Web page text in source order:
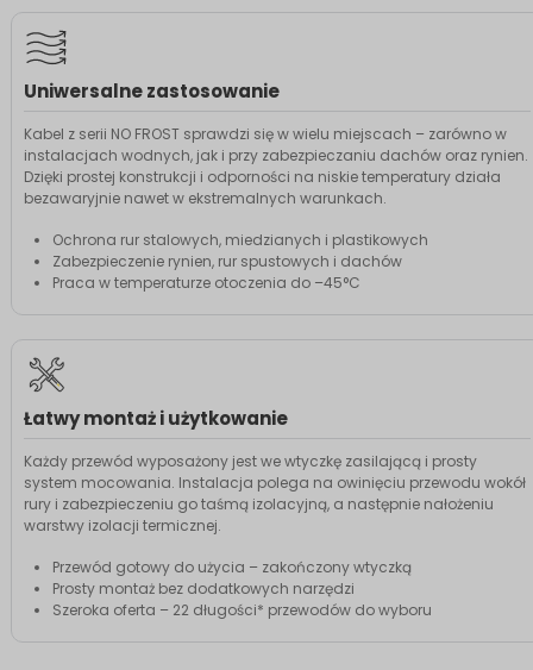
Uniwersalne zastosowanie
Kabel z serii NO FROST sprawdzi się w wielu miejscach – zarówno w
instalacjach wodnych, jak i przy zabezpieczaniu dachów oraz rynien.
Dzięki prostej konstrukcji i odporności na niskie temperatury działa
bezawaryjnie nawet w ekstremalnych warunkach.
Ochrona rur stalowych, miedzianych i plastikowych
Zabezpieczenie rynien, rur spustowych i dachów
Praca w temperaturze otoczenia do –45°C
Łatwy montaż i użytkowanie
Każdy przewód wyposażony jest we wtyczkę zasilającą i prosty
system mocowania. Instalacja polega na owinięciu przewodu wokół
rury i zabezpieczeniu go taśmą izolacyjną, a następnie nałożeniu
warstwy izolacji termicznej.
Przewód gotowy do użycia – zakończony wtyczką
Prosty montaż bez dodatkowych narzędzi
Szeroka oferta – 22 długości* przewodów do wyboru